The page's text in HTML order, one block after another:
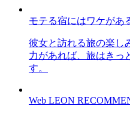
モテる宿にはワケがあ
彼女と訪れる旅の楽し
力があれば、旅はきっ
す。
Web LEON